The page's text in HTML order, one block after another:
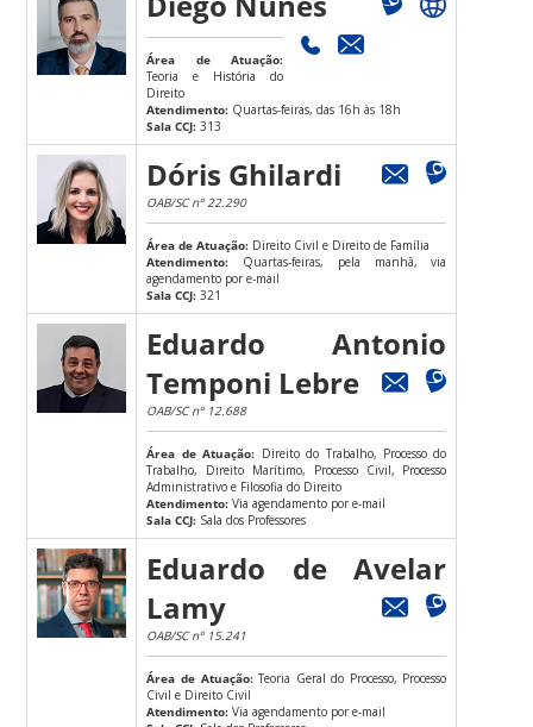
Área de Atuação:
Teoria e História do
Direito
Atendimento: Quartas-feiras, das 16h às 18h
Sala CCJ: 313
Dóris Ghilardi
OAB/SC nº 22.290
Área de Atuação: Direito Civil e Direito de Família
Atendimento: Quartas-feiras, pela manhã, via
agendamento por e-mail
Sala CCJ: 321
Eduardo Antonio
Temponi Lebre
OAB/SC nº 12.688
Área de Atuação: Direito do Trabalho, Processo do
Trabalho, Direito Marítimo, Processo Civil, Processo
Administrativo e Filosofia do Direito
Atendimento: Via agendamento por e-mail
Sala CCJ: Sala dos Professores
Eduardo de Avelar
Lamy
OAB/SC nº 15.241
Área de Atuação:Teoria Geral do Processo, Processo
Civil e Direito Civil
Atendimento: Via agendamento por e-mail